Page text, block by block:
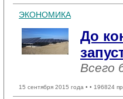
ЭКОНОМИКА
До
Всего
15 сентября 2015 года • • 196824